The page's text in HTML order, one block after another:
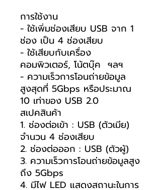
การใช้งาน
- ใช้เพิ่มช่องเสียบ USB จาก 1
ช่อง เป็น 4 ช่องเสียบ
- ใช้เสียบกับเครื่อง
คอมพิวเตอร์, โน้ตบุ๊ค ฯลฯ
- ความเร็วการโอนถ่ายข้อมูล
สูงสุดที่ 5Gbps หรือประมาณ
10 เท่าของ USB 2.0
สเปคสินค้า
1. ช่องต่อเข้า : USB (ตัวเมีย)
จำนวน 4 ช่องเสียบ
2. ช่องต่อออก : USB (ตัวผู้)
3. ความเร็วการโอนถ่ายข้อมูลสูง
ถึง 5Gbps
4. มีไฟ LED แสดงสถานะในการ